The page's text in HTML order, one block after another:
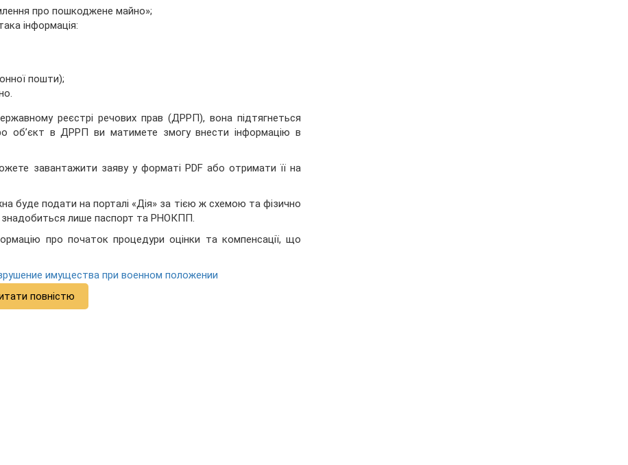
про пошкоджене майно»;
інформація:
пошти);
реєстрі речових прав (ДРРП), вона підтягнеться
об’єкт в ДРРП ви матимете змогу внести інформацію в
завантажити заяву у форматі PDF або отримати її на
буде подати на порталі «Дія» за тією ж схемою та фізично
лише паспорт та РНОКПП.
про початок процедури оцінки та компенсації, що
имущества при военном положении
повністю